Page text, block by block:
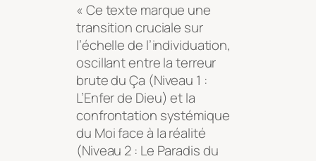
« Ce texte marque une
transition cruciale sur
l’échelle de l’individuation,
oscillant entre la terreur
brute du Ça (Niveau 1 :
L’Enfer de Dieu) et la
confrontation systémique
du Moi face à la réalité
(Niveau 2 : Le Paradis du